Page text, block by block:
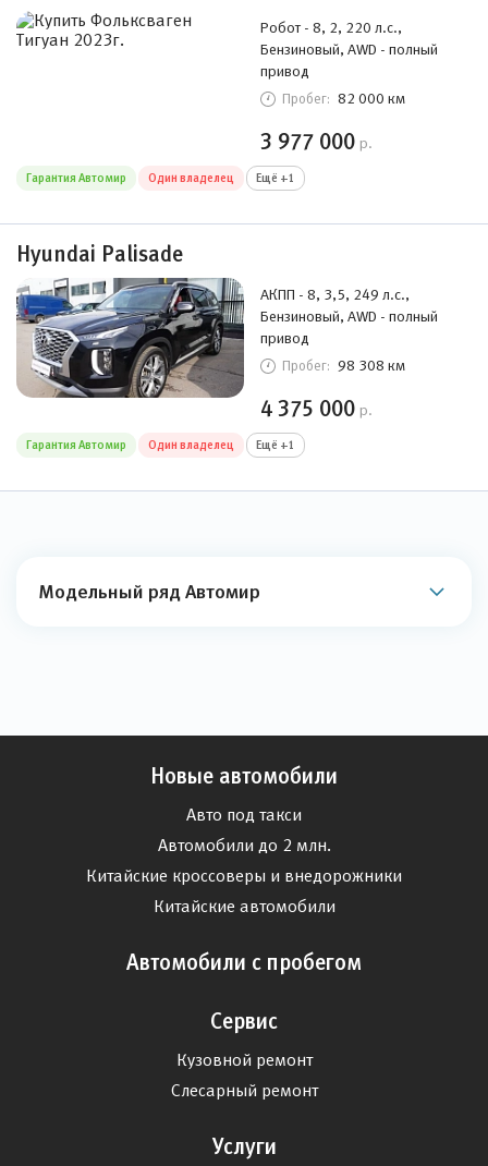
Робот - 8, 2, 220 л.с.,
Бензиновый, AWD - полный
привод
Пробег: 82 000 км
3 977 000 р.
Гарантия Автомир Один владелец Ещё +1
Hyundai Palisade
АКПП - 8, 3,5, 249 л.с.,
Бензиновый, AWD - полный
привод
Пробег: 98 308 км
4 375 000 р.
Гарантия Автомир Один владелец Ещё +1
Модельный ряд Автомир
Новые автомобили
Авто под такси
Автомобили до 2 млн.
Китайские кроссоверы и внедорожники
Китайские автомобили
Автомобили с пробегом
Сервис
Кузовной ремонт
Слесарный ремонт
Услуги